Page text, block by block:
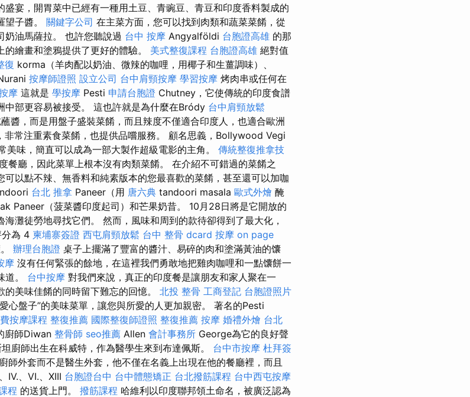
宴，開胃菜中已經有一種用土豆、青豌豆、青豆和印度香料製成的
望子醬。 關鍵字公司 在主菜方面，您可以找到肉類和蔬菜菜餚，從
奶油馬薩拉。 也許您聽說過 台中 按摩 Angyalföldi 台胞證高雄 的那
繪畫和塗鴉提供了更好的體驗。 美式整復課程 台胞證高雄 絕對值
復 korma（羊肉配以奶油、微辣的咖哩，用椰子和生薑調味）、
按摩師證照 設立公司 台中肩頸按摩 學習按摩 烤肉串或任何在
摩 這就是 學按摩 Pesti 申請台胞證 Chutney，它使傳統的印度食譜
中部更容易被接受。 這也許就是為什麼在Bródy 台中肩頸放鬆
醬，而是用盤子盛裝菜餚，而且辣度不僅適合印度人，也適合歐洲
非常注重素食菜餚，也提供品嚐服務。 顧名思義，Bollywood Vegi
美味，簡直可以成為一部大製作超級電影的主角。 傳統整復推拿技
餐廳，因此菜單上根本沒有肉類菜餚。 在介紹不可錯過的菜餚之
以點不辣、無香料和純素版本的您最喜歡的菜餚，甚至還可以加咖
台北 推拿 Paneer（用 唐六典 tandoori masala 歐式外燴 醃
Paneer（菠菜醬印度起司）和芒果奶昔。 10月28日將是它開放的
灘徒勞地尋找它們。 然而，風味和周到的款待卻得到了最大化，
為 4 柬埔寨簽證 西屯肩頸放鬆 台中 整骨 dcard 按摩 on page
辦理台胞證 桌子上擺滿了豐富的醬汁、易碎的肉和塗滿黃油的馕
摩 沒有任何緊張的餘地，在這裡我們勇敢地把雞肉咖哩和一點馕餅一
道。 台中按摩 對我們來說，真正的印度餐是讓朋友和家人聚在一
美味佳餚的同時留下難忘的回憶。 北投 整骨 工商登記 台胞證照片
心盤子”的美味菜單，讓您與所愛的人更加親密。 著名的Pesti
按摩課程 整復推薦 國際整復師證照 整復推薦 按摩 婚禮外燴 台北
廚師Diwan 整骨師 seo推薦 Allen 會計事務所 George為它的良好聲
廚師出生在科威特，作為醫學生來到布達佩斯。 台中市按摩 杜拜簽
師外套而不是醫生外套，他不僅在名義上出現在他的餐廳裡，而且
IV.、VI.、XIII 台胞證台中 台中體態矯正 台北撥筋課程 台中西屯按摩
程 的送貨上門。 撥筋課程 哈維利以印度聯邦領土命名，被廣泛認為